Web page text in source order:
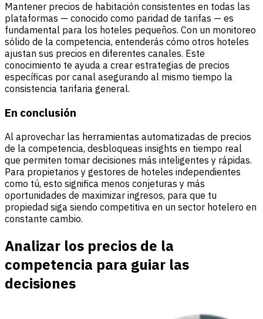
Mantener precios de habitación consistentes en todas las
plataformas — conocido como paridad de tarifas — es
fundamental para los hoteles pequeños. Con un monitoreo
sólido de la competencia, entenderás cómo otros hoteles
ajustan sus precios en diferentes canales. Este
conocimiento te ayuda a crear estrategias de precios
específicas por canal asegurando al mismo tiempo la
consistencia tarifaria general.
En conclusión
Al aprovechar las herramientas automatizadas de precios
de la competencia, desbloqueas insights en tiempo real
que permiten tomar decisiones más inteligentes y rápidas.
Para propietarios y gestores de hoteles independientes
como tú, esto significa menos conjeturas y más
oportunidades de maximizar ingresos, para que tu
propiedad siga siendo competitiva en un sector hotelero en
constante cambio.
Analizar los precios de la
competencia para guiar las
decisiones